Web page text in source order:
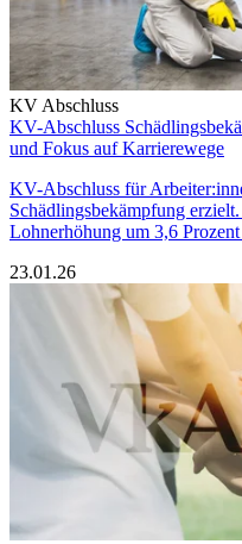
KV Abschluss
KV-Abschluss
und Fokus auf Karrierewege
KV-Abschluss für
Schädlingsbekämpfung
Lohnerhöhung um 3,6
23.01.26